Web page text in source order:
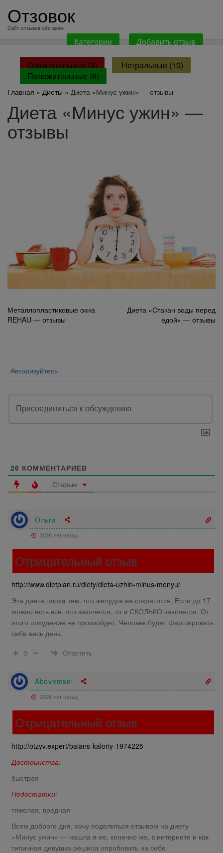
содержанию
Отзовок
Сайт отзывов обо всём
Категории Добавить отзыв
Отрицательные (8)
Нетральные (10)
Положительные (8)
Главная » Диеты » Диета «Минус ужин» — отзывы
Диета «Минус ужин» —
отзывы
Навигация
по
Металлопластиковые окна
REHAU — отзывы
Диета «Стакан воды перед
едой» — отзывы
Авторизуйтесь
26 КОММЕНТАРИЕВ
Старые
Ольга
2026 лет назад
Отрицательный отзыв
http://www.dietplan.ru/diety/dieta-uzhin-minus-menyu/
Эта диета плоха тем, что желудок не сократится. Если до 17
можно есть все, что захочется, то и СКОЛЬКО захочется. От
этого похудение не произойдет. Человек будет фаршировать
себя весь день.
0
Ответить
Abovemsel
2026 лет назад
Отрицательный отзыв
http://otzyv.expert/balans-kaloriy-1974225
Достоинства:
быстрая
Недостатки:
тяжелая, вредная
Всем доброго дня, хочу поделиться отзывом на диету
«Минус ужин» — нашла я ее, конечно же, в интернете и как
типичная девушка решила опробовать на себе.